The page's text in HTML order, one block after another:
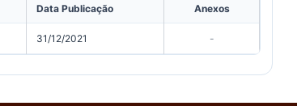
Data Publicação Anexos
31/12/2021 -